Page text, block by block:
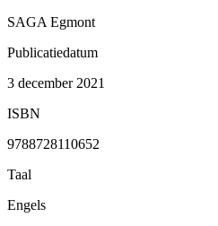
SAGA Egmont
Publicatiedatum
3 december 2021
ISBN
9788728110652
Taal
Engels